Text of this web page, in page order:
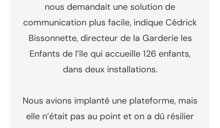
nous demandait une solution de
communication plus facile, indique Cédrick
Bissonnette, directeur de la Garderie les
Enfants de l’île qui accueille 126 enfants,
dans deux installations.
Nous avions implanté une plateforme, mais
elle n’était pas au point et on a dû résilier